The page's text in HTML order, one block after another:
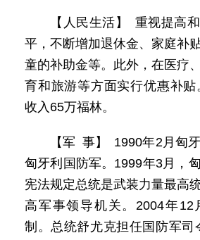
【人民生活】 重视提高
平，不断增加退休金、家庭补
童的补助金等。此外，在医疗
育和旅游等方面实行优惠补贴
收入65万福林。
【军 事】 1990年2月匈
匈牙利国防军。1999年3月，
宪法规定总统是武装力量最高
高军事领导机关。2004年12
制。总统舒尤克担任国防军司